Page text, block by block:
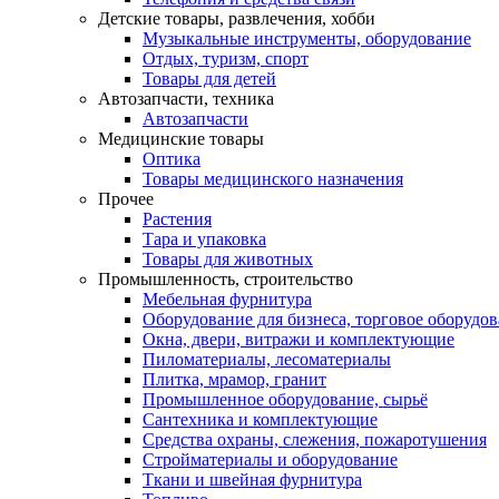
Детские товары, развлечения, хобби
Музыкальные инструменты, оборудование
Отдых, туризм, спорт
Товары для детей
Автозапчасти, техника
Автозапчасти
Медицинские товары
Оптика
Товары медицинского назначения
Прочее
Растения
Тара и упаковка
Товары для животных
Промышленность, строительство
Мебельная фурнитура
Оборудование для бизнеса, торговое
Окна, двери, витражи и комплектующие
Пиломатериалы, лесоматериалы
Плитка, мрамор, гранит
Промышленное оборудование, сырьё
Сантехника и комплектующие
Средства охраны, слежения, пожаротушения
Стройматериалы и оборудование
Ткани и швейная фурнитура